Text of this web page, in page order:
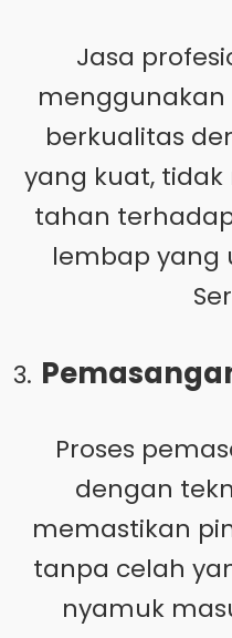
Jasa
berkualitas
yang kuat,
tahan
lembap yang
Proses
dengan
memastikan
tanpa celah
nyamuk